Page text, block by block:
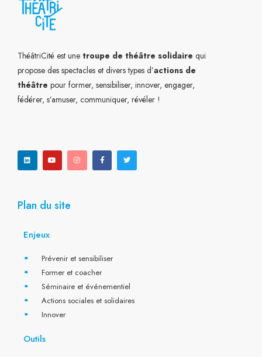
ThéâtriCité est une troupe de théâtre solidaire qui
propose des spectacles et divers types d’actions de
théâtre pour former, sensibiliser, innover, engager,
fédérer, s’amuser, communiquer, révéler !
n
k
e
d
u
t
u
b
s
t
a
g
c
e
b
o
i
t
t
e
Plan du site
Enjeux
Prévenir et sensibiliser
Former et coacher
Séminaire et événementiel
Actions sociales et solidaires
Innover
Outils